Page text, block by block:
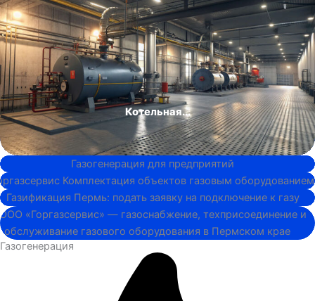
Котельная...
Котельная...
Котельная..
Газогенерация